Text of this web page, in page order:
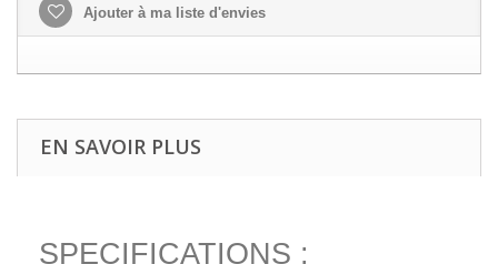
Ajouter à ma liste d'envies
EN SAVOIR PLUS
SPECIFICATIONS :